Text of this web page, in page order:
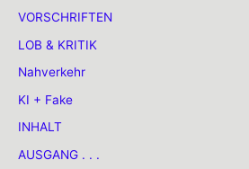
VORSCHRIFTEN
LOB & KRITIK
Nahverkehr
KI + Fake
INHALT
AUSGANG . . .